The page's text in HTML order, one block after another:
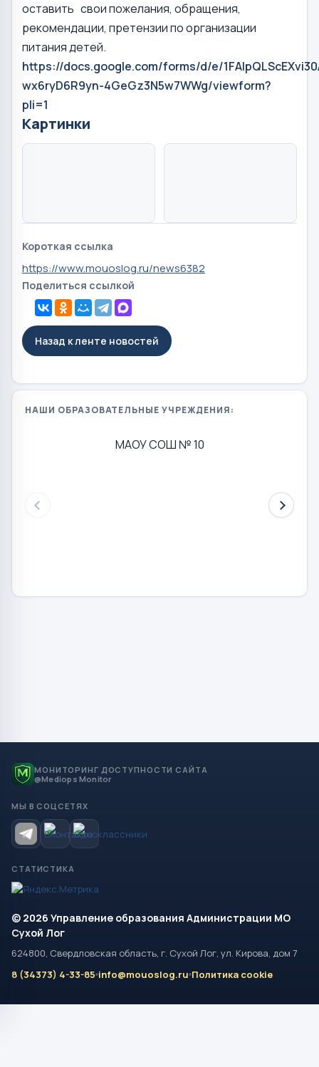
оставить свои пожелания, обращения,
рекомендации, претензии по организации
питания детей.
https://docs.google.com/forms/d/e/
wx6ryD6R9yn-4GeGz3N5w7WWg/viewform?
pli=1
Картинки
Короткая ссылка
https://www.mouoslog.ru/news6382
Поделиться ссылкой
Назад к ленте новостей
НАШИ ОБРАЗОВАТЕЛЬНЫЕ УЧРЕЖДЕНИЯ:
МАОУ СОШ № 10
МОНИТОРИНГ ДОСТУПНОСТИ САЙТА
@Mediops Monitor
МЫ В СОЦСЕТЯХ
СТАТИСТИКА
© 2026 Управление образования Администрации МО
Сухой Лог
624800, Свердловская область, г. Сухой Лог, ул. Кирова, дом 7
8 (34373) 4-33-85 info@mouoslog.ru Политика cookie